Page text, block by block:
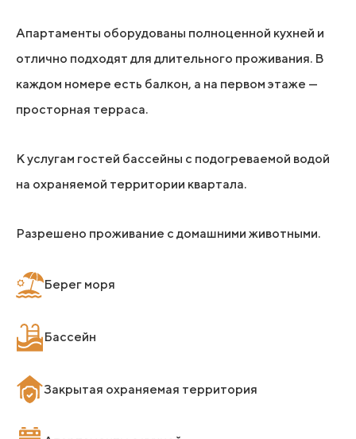
Апартаменты оборудованы полноценной кухней и
отлично подходят для длительного проживания. В
каждом номере есть балкон, а на первом этаже —
просторная терраса.
К услугам гостей бассейны с подогреваемой водой
на охраняемой территории квартала.
Разрешено проживание с домашними животными.
Берег моря
Бассейн
Закрытая охраняемая территория